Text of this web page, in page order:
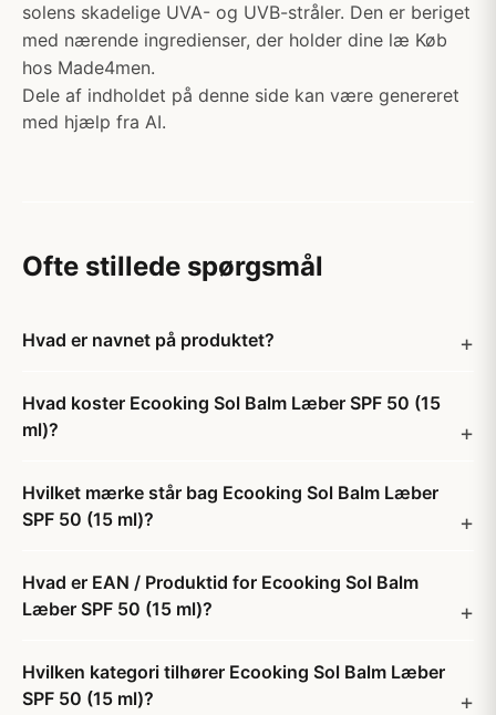
solens skadelige UVA- og UVB-stråler. Den er beriget
med nærende ingredienser, der holder dine læ Køb
hos Made4men.
Dele af indholdet på denne side kan være genereret
med hjælp fra AI.
Ofte stillede spørgsmål
Hvad er navnet på produktet?
Hvad koster Ecooking Sol Balm Læber SPF 50 (15
ml)?
Hvilket mærke står bag Ecooking Sol Balm Læber
SPF 50 (15 ml)?
Hvad er EAN / Produktid for Ecooking Sol Balm
Læber SPF 50 (15 ml)?
Hvilken kategori tilhører Ecooking Sol Balm Læber
SPF 50 (15 ml)?